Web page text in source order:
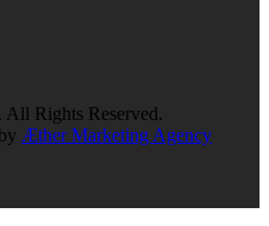
Rights Reserved.
by Æther Marketing Agency